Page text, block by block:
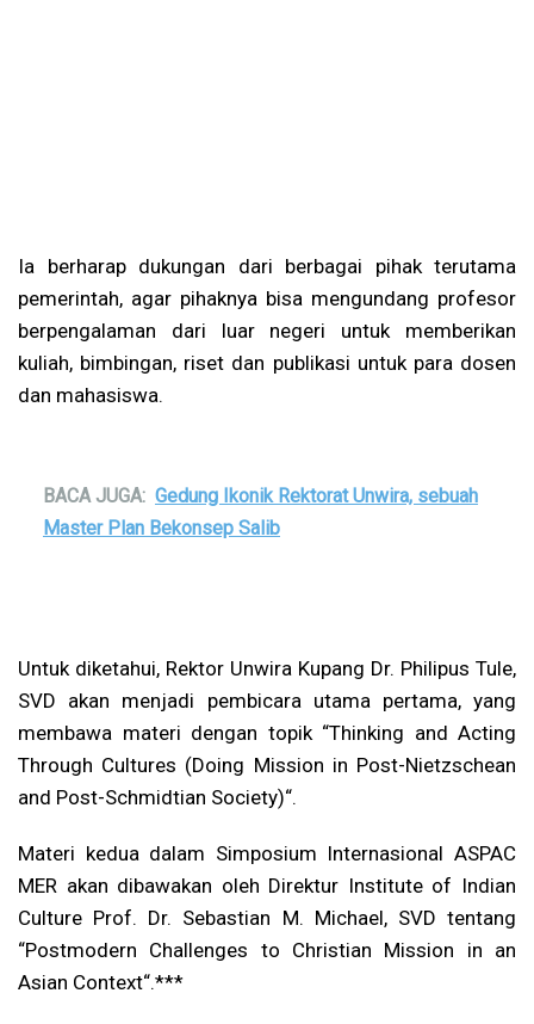
Ia berharap dukungan dari berbagai pihak terutama
pemerintah, agar pihaknya bisa mengundang profesor
berpengalaman dari luar negeri untuk memberikan
kuliah, bimbingan, riset dan publikasi untuk para dosen
dan mahasiswa.
BACA JUGA: Gedung Ikonik Rektorat Unwira, sebuah
Master Plan Bekonsep Salib
Untuk diketahui, Rektor Unwira Kupang Dr. Philipus Tule,
SVD akan menjadi pembicara utama pertama, yang
membawa materi dengan topik “Thinking and Acting
Through Cultures (Doing Mission in Post-Nietzschean
and Post-Schmidtian Society)“.
Materi kedua dalam Simposium Internasional ASPAC
MER akan dibawakan oleh Direktur Institute of Indian
Culture Prof. Dr. Sebastian M. Michael, SVD tentang
“Postmodern Challenges to Christian Mission in an
Asian Context“.***